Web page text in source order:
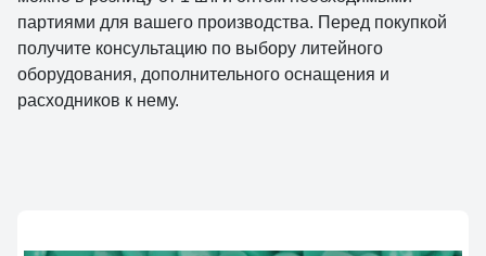
партиями для вашего производства. Перед покупкой
получите консультацию по выбору литейного
оборудования, дополнительного оснащения и
расходников к нему.